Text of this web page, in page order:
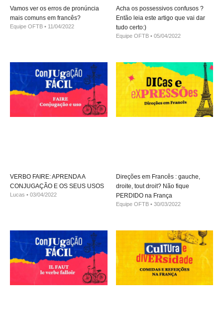
Vamos ver os erros de pronúncia
mais comuns em francês?
Equipe OFTB 11/04/2022
Acha os possessivos confusos ?
Então leia este artigo que vai dar
tudo certo:)
Equipe OFTB 05/04/2022
VERBO FAIRE: APRENDA A
CONJUGAÇÃO E OS SEUS USOS
Lucas 03/04/2022
Direções em Francês : gauche,
droite, tout droit? Não fique
PERDIDO na França
Equipe OFTB 30/03/2022